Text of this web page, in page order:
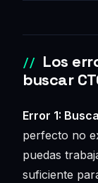
Los
buscar
Error 1:
perfecto no
puedas
suficiente